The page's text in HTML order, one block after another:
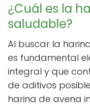
¿Cuál es la
saludable?
Al buscar la
es fundamental
integral y que
de aditivos
harina de avena